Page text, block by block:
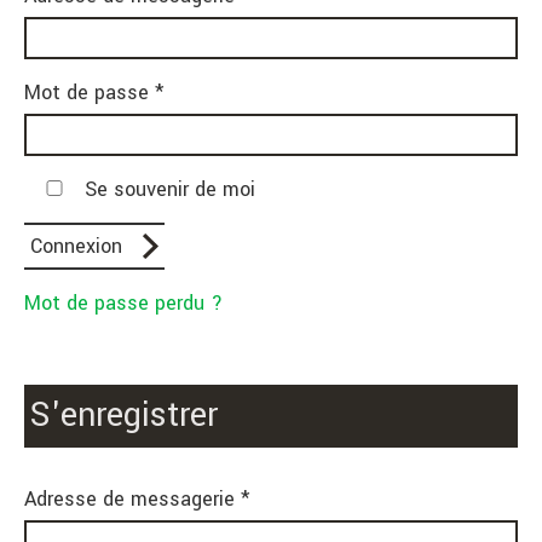
Mot de passe *
Se souvenir de moi
Mot de passe perdu ?
S'enregistrer
Adresse de messagerie *